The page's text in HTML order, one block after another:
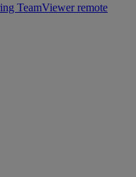
TeamViewer remote